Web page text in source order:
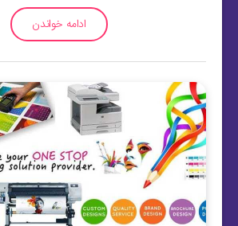
ادامه خواندن